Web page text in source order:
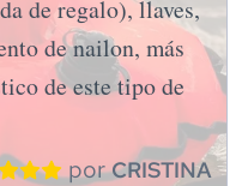
de regalo), llaves,
de nailon, más
de este tipo de
porCRISTINA